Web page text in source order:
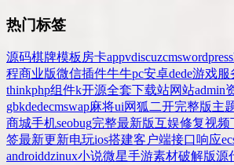
热门标签
源码棋牌模板 房卡appvdiscuzcmswordpress
程商业版微信插件牛牛pc安卓dede游戏服
thinkphp组件k开源全套下载站网站admin
gbkdedecmswap麻将ui网狐 二开完整版主
商城手机seobug完整最新版互娱修复视频
签最新更新电玩ios搭建客户端接口响应
androiddzinux小说微星手游素材破解版源